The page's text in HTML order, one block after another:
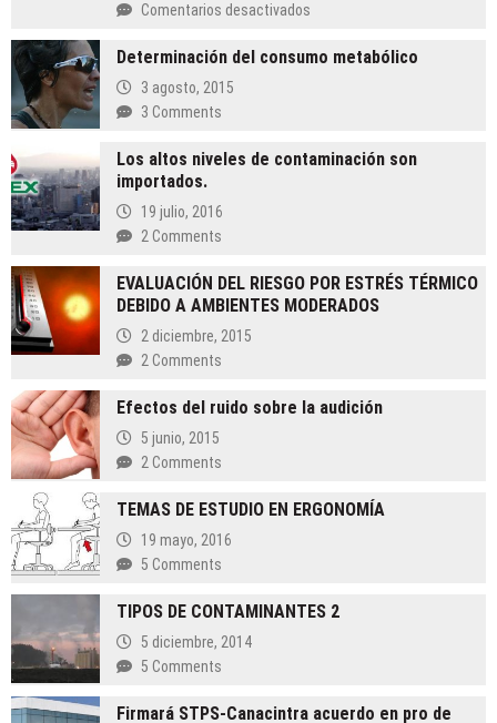
Comentarios desactivados
costo
accidente:
destruye
las
todos
Determinación del consumo metabólico
3 agosto, 2015
3 Comments
Los altos niveles de contaminación son
importados.
19 julio, 2016
2 Comments
EVALUACIÓN DEL RIESGO POR ESTRÉS TÉRMICO
DEBIDO A AMBIENTES MODERADOS
2 diciembre, 2015
2 Comments
Efectos del ruido sobre la audición
5 junio, 2015
2 Comments
TEMAS DE ESTUDIO EN ERGONOMÍA
19 mayo, 2016
5 Comments
TIPOS DE CONTAMINANTES 2
5 diciembre, 2014
5 Comments
Firmará STPS-Canacintra acuerdo en pro de